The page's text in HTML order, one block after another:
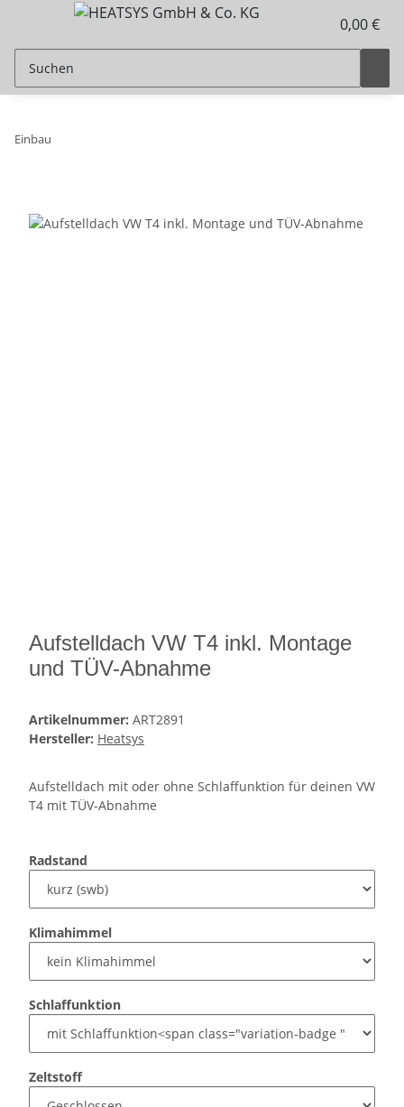
0,00 €
Einbau
Aufstelldach VW T4 inkl. Montage
und TÜV-Abnahme
Artikelnummer: ART2891
Hersteller: Heatsys
Aufstelldach mit oder ohne Schlaffunktion für deinen VW
T4 mit TÜV-Abnahme
Radstand
Klimahimmel
Schlaffunktion
Zeltstoff